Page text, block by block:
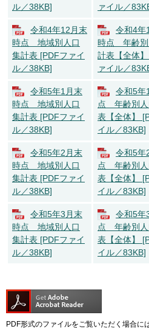
ル／38KB]
ァイル／
令和4年12月末
時点 地域別人口
集計表 [PDFファイ
ル／38KB]
令和4年
時点 年齢別
計表【全体
ァイル／
令和5年1月末
時点 地域別人口
集計表 [PDFファイ
ル／38KB]
令和5年
点 年齢別人
表【全体】
イル／83KB]
令和5年2月末
時点 地域別人口
集計表 [PDFファイ
ル／38KB]
令和5年
点 年齢別人
表【全体】
イル／83KB]
令和5年3月末
時点 地域別人口
集計表 [PDFファイ
ル／38KB]
令和5年
点 年齢別人
表【全体】
イル／83KB]
PDF形式のファイルをご覧いただく場合に